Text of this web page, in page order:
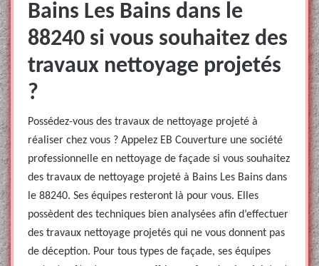
Bains Les Bains dans le
88240 si vous souhaitez des
travaux nettoyage projetés
?
Possédez-vous des travaux de nettoyage projeté à
réaliser chez vous ? Appelez EB Couverture une société
professionnelle en nettoyage de façade si vous souhaitez
des travaux de nettoyage projeté à Bains Les Bains dans
le 88240. Ses équipes resteront là pour vous. Elles
possèdent des techniques bien analysées afin d’effectuer
des travaux nettoyage projetés qui ne vous donnent pas
de déception. Pour tous types de façade, ses équipes